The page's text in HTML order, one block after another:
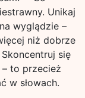
Unikaj
wyglądzie –
niż dobrze
się
to przecież
w słowach.